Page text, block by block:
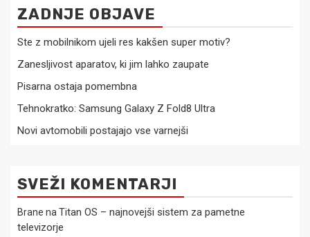
ZADNJE OBJAVE
Ste z mobilnikom ujeli res kakšen super motiv?
Zanesljivost aparatov, ki jim lahko zaupate
Pisarna ostaja pomembna
Tehnokratko: Samsung Galaxy Z Fold8 Ultra
Novi avtomobili postajajo vse varnejši
SVEŽI KOMENTARJI
Brane na Titan OS – najnovejši sistem za pametne
televizorje